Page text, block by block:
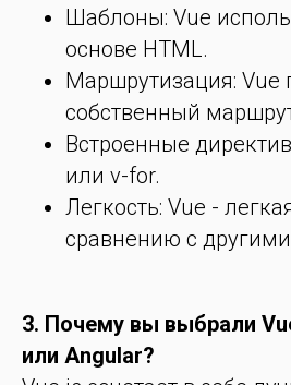
Шаблоны: Vue
основе HTML.
Маршрутизация: Vue
собственный
Встроенные
или v-for.
Легкость: Vue -
сравнению с
3. Почему вы выбрали
или Angular?